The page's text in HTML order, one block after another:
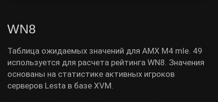
WN8
Таблица ожидаемых значений для AMX M4 mle. 49
используется для расчета рейтинга WN8. Значения
основаны на статистике активных игроков
серверов Lesta в базе XVM.